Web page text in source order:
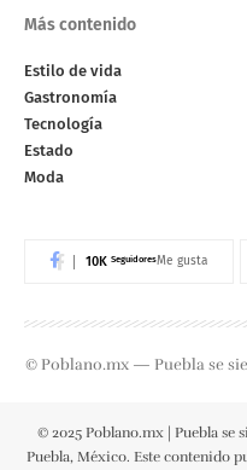
Más contenido
Estilo de vida
Gastronomía
Tecnología
Estado
Moda
10K SeguidoresMe gusta
© Poblano.mx — Puebla se
© 2025 Poblano.mx | Puebla se
Puebla, México. Este contenido